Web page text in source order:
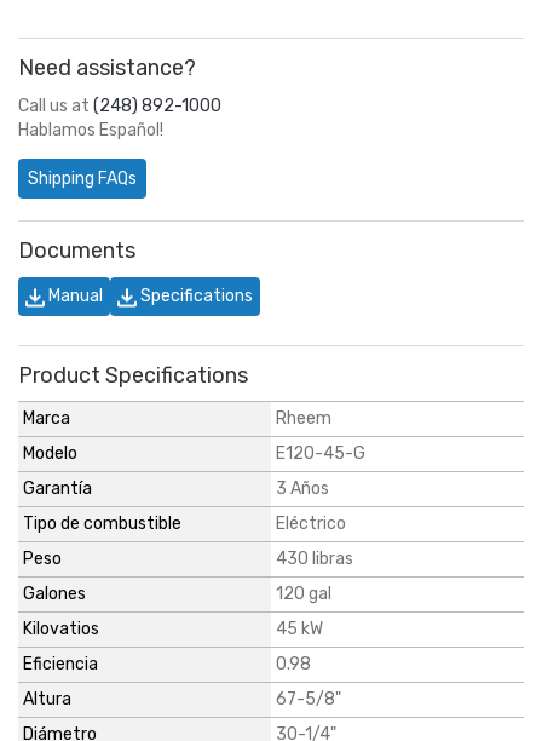
Need assistance?
Call us at (248) 892-1000
Hablamos Español!
Shipping FAQs
Documents
Manual Specifications
Product Specifications
Marca
Rheem
Modelo
E120-45-G
Garantía
3 Años
Tipo de combustible
Eléctrico
Peso
430 libras
Galones
120 gal
Kilovatios
45 kW
Eficiencia
0.98
Altura
67-5/8"
Diámetro
30-1/4"